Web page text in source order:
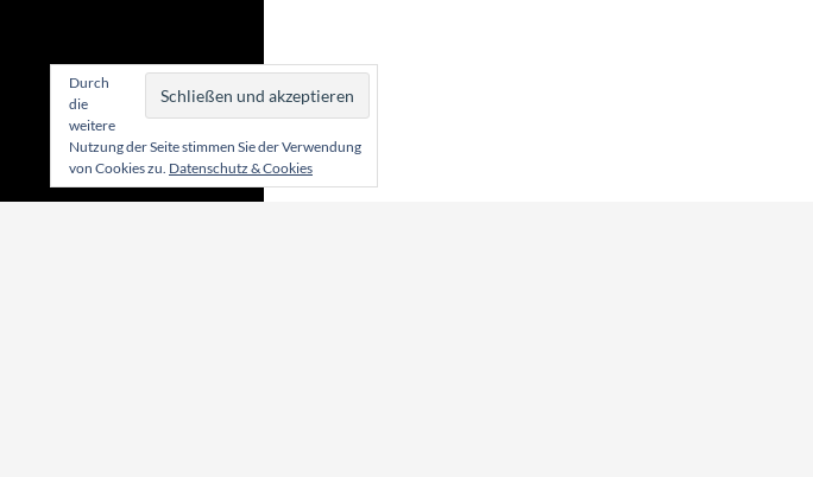
Durch
die
weitere
Nutzung der Seite stimmen Sie der Verwendung
von Cookies zu. Datenschutz & Cookies